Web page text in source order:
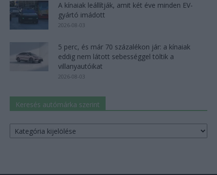
A kínaiak leállítják, amit két éve minden EV-
gyártó imádott
2026-08-03
5 perc, és már 70 százalékon jár: a kínaiak
eddig nem látott sebességgel töltik a
villanyautóikat
2026-08-03
Keresés autómárka szerint
Keresés
autómárka